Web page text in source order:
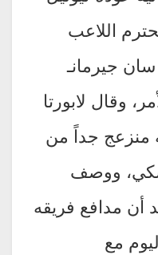
اللاعب
جيرمانـ
وقال لابورتا
منزعج جداً من
ووصف
أن مدافع فريقه
مع